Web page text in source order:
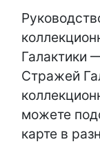
Галактики
Стражей
можете
карте в